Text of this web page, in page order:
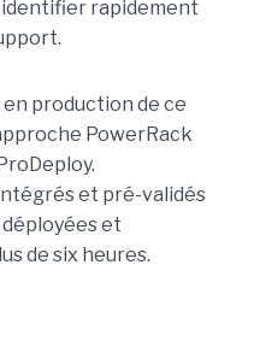
rapidement
production de ce
PowerRack
et pré-validés
et
de six heures.